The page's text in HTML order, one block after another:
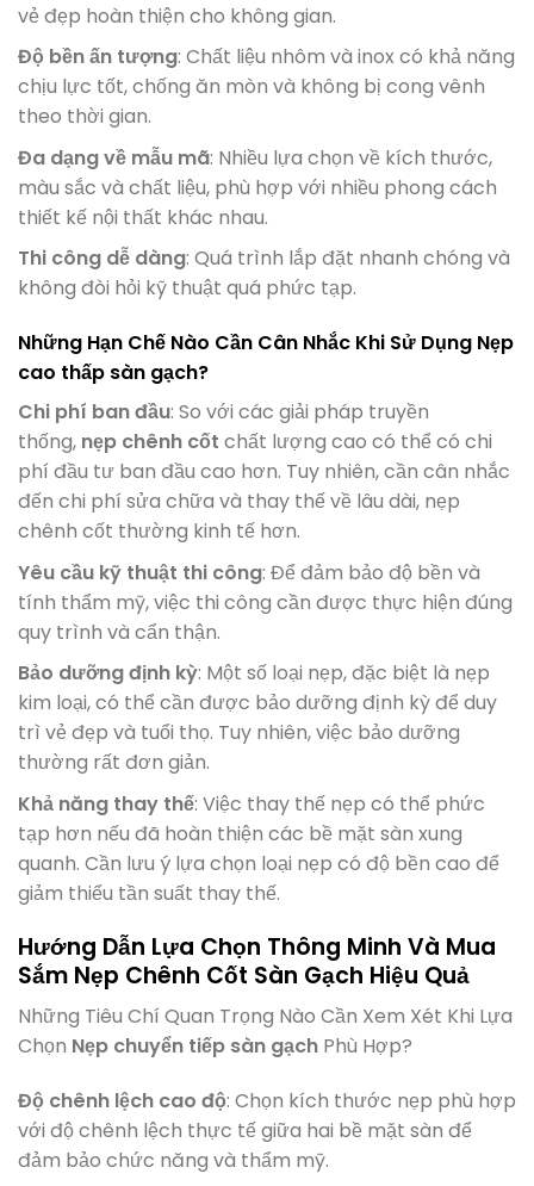
vẻ đẹp hoàn thiện cho không gian.
Độ bền ấn tượng: Chất liệu nhôm và inox có khả năng
chịu lực tốt, chống ăn mòn và không bị cong vênh
theo thời gian.
Đa dạng về mẫu mã: Nhiều lựa chọn về kích thước,
màu sắc và chất liệu, phù hợp với nhiều phong cách
thiết kế nội thất khác nhau.
Thi công dễ dàng: Quá trình lắp đặt nhanh chóng và
không đòi hỏi kỹ thuật quá phức tạp.
Những Hạn Chế Nào Cần Cân Nhắc Khi Sử Dụng Nẹp
cao thấp sàn gạch?
Chi phí ban đầu: So với các giải pháp truyền
thống, nẹp chênh cốt chất lượng cao có thể có chi
phí đầu tư ban đầu cao hơn. Tuy nhiên, cần cân nhắc
đến chi phí sửa chữa và thay thế về lâu dài, nẹp
chênh cốt thường kinh tế hơn.
Yêu cầu kỹ thuật thi công: Để đảm bảo độ bền và
tính thẩm mỹ, việc thi công cần được thực hiện đúng
quy trình và cẩn thận.
Bảo dưỡng định kỳ: Một số loại nẹp, đặc biệt là nẹp
kim loại, có thể cần được bảo dưỡng định kỳ để duy
trì vẻ đẹp và tuổi thọ. Tuy nhiên, việc bảo dưỡng
thường rất đơn giản.
Khả năng thay thế: Việc thay thế nẹp có thể phức
tạp hơn nếu đã hoàn thiện các bề mặt sàn xung
quanh. Cần lưu ý lựa chọn loại nẹp có độ bền cao để
giảm thiểu tần suất thay thế.
Hướng Dẫn Lựa Chọn Thông Minh Và Mua
Sắm Nẹp Chênh Cốt Sàn Gạch Hiệu Quả
Những Tiêu Chí Quan Trọng Nào Cần Xem Xét Khi Lựa
Chọn Nẹp chuyển tiếp sàn gạch Phù Hợp?
Độ chênh lệch cao độ: Chọn kích thước nẹp phù hợp
với độ chênh lệch thực tế giữa hai bề mặt sàn để
đảm bảo chức năng và thẩm mỹ.